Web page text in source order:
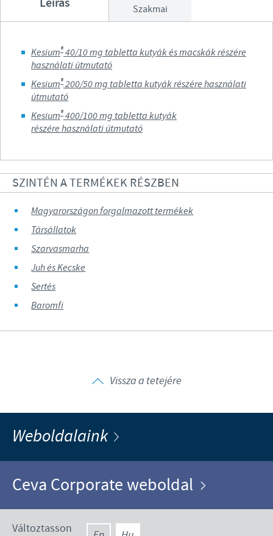
Szakmai
Kesium®40/10 mg tabletta kutyák és macskák részére
használati útmutató
Kesium®200/50 mg tabletta kutyák részére használati
útmutató
Kesium®400/100 mg tabletta kutyák
részére használati útmutató
SZINTÉN A TERMÉKEK RÉSZBEN
Magyarországon forgalmazott termékek
Társállatok
Szarvasmarha
Juh és Kecske
Sertés
Baromfi
Vissza a tetejére
Weboldalaink
Ceva Corporate weboldal
Változtasson